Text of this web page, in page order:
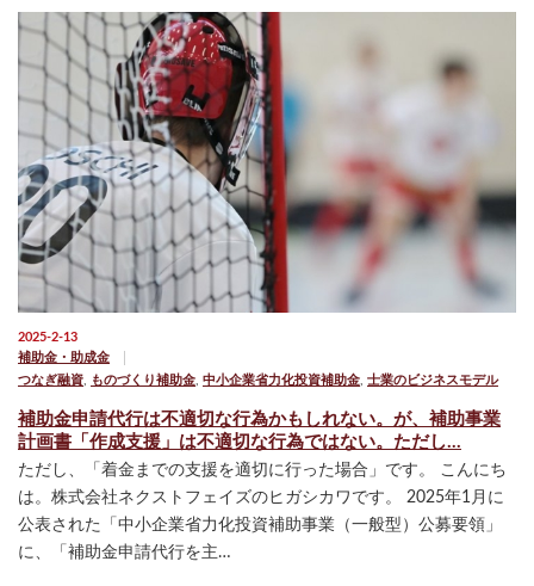
2025-2-13
補助金・助成金
つなぎ融資
ものづくり補助金 中小企業省力化投資補助金 士業のビジネスモデル
補助金申請代行は不適切な行為かもしれない。が、補助事業
計画書「作成支援」は不適切な行為ではない。ただし…
ただし、「着金までの支援を適切に行った場合」です。 こんにち
は。株式会社ネクストフェイズのヒガシカワです。 2025年1月に
公表された「中小企業省力化投資補助事業（一般型）公募要領」
に、「補助金申請代行を主…